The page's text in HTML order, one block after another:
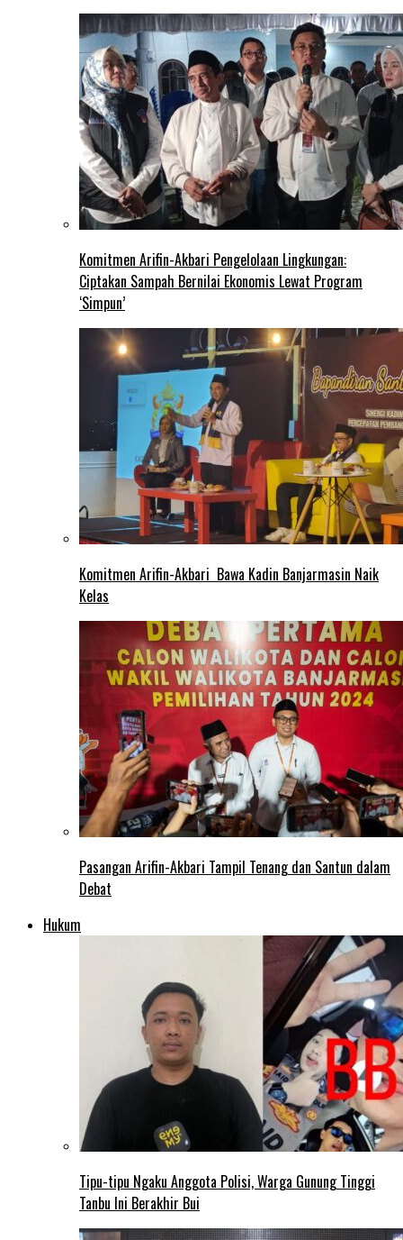
Komitmen Arifin-Akbari Pengelolaan Lingkungan:
Ciptakan Sampah Bernilai Ekonomis Lewat Program
‘Simpun’
Komitmen Arifin-Akbari Bawa Kadin Banjarmasin Naik
Kelas
Pasangan Arifin-Akbari Tampil Tenang dan Santun dalam
Debat
Hukum
Tipu-tipu Ngaku Anggota Polisi, Warga Gunung Tinggi
Tanbu Ini Berakhir Bui